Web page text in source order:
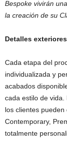
Bespoke vivirán
la creación de su
Detalles exteriores
Cada etapa del
individualizada y
acabados
cada estilo de vida.
los clientes pueden
Contemporary,
totalmente